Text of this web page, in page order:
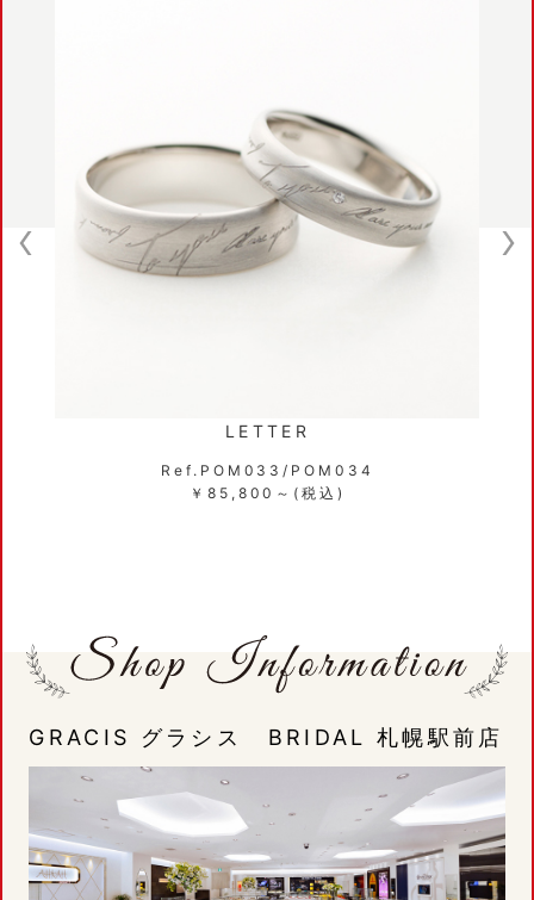
LETTER
Ref.POM033/POM034
￥85,800～(税込)
GRACIS グラシス BRIDAL 札幌駅前店